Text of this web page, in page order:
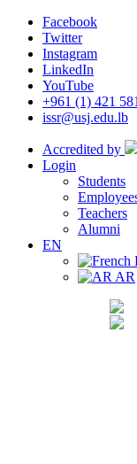
Facebook
Twitter
Instagram
LinkedIn
YouTube
+961 (1) 421 581
issr@usj.edu.lb
Accredited by
Login
Students
Teachers
Alumni
EN
AR